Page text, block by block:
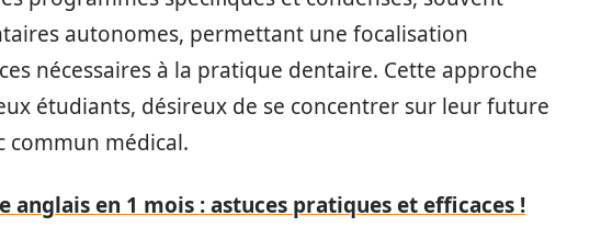
autonomes, permettant une focalisation
nécessaires à la pratique dentaire. Cette approche
étudiants, désireux de se concentrer sur leur future
commun médical.
anglais en 1 mois : astuces pratiques et efficaces !